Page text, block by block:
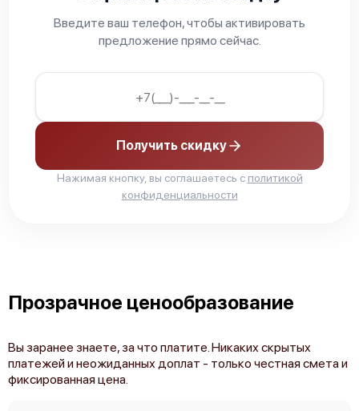
Введите ваш телефон, чтобы активировать
предложение прямо сейчас.
Получить скидку
Нажимая кнопку, вы соглашаетесь с политикой
конфиденциальности
Прозрачное ценообразование
Вы заранее знаете, за что платите. Никаких скрытых
платежей и неожиданных доплат - только честная смета и
фиксированная цена.